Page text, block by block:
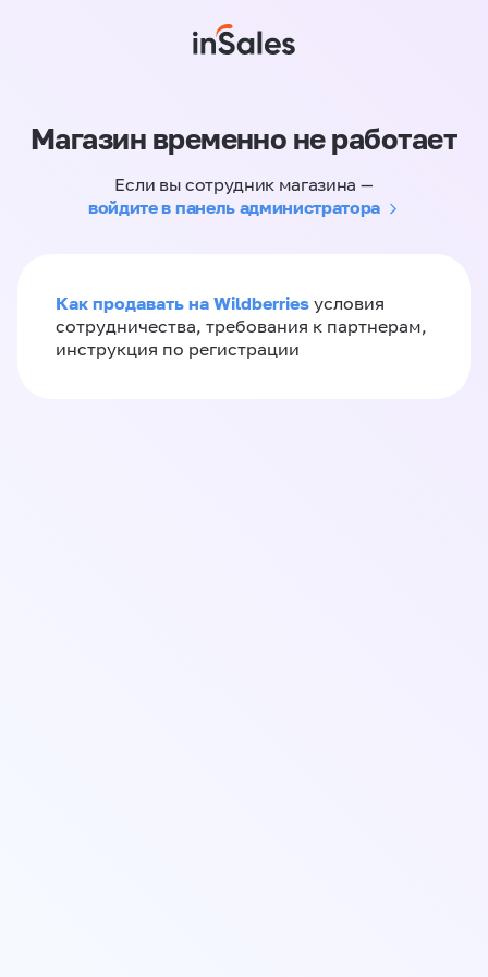
Магазин временно не работает
Если вы сотрудник магазина —
войдите в панель администратора
Как продавать на Wildberries условия
сотрудничества, требования к партнерам,
инструкция по регистрации